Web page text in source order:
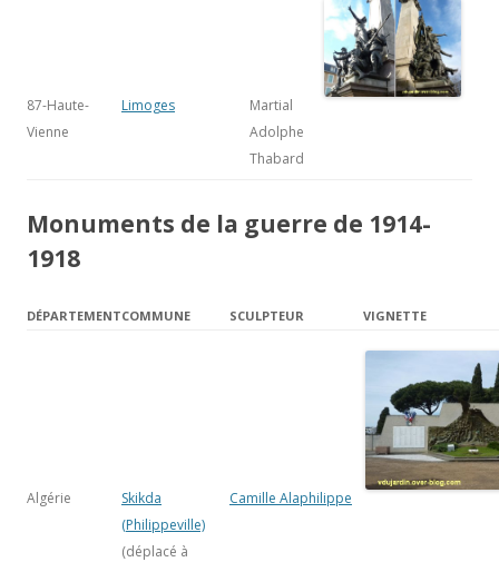
87-Haute-
Vienne
Limoges
Martial
Adolphe
Thabard
Monuments de la guerre de 1914-
1918
DÉPARTEMENTCOMMUNE SCULPTEUR VIGNETTE
Algérie
Skikda
(Philippeville)
(déplacé à
Camille Alaphilippe